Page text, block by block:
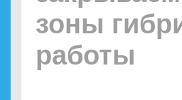
зоны
работы